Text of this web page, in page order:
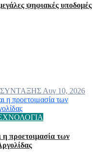
ψηφιακές υποδομές
Αυγ 10, 2026
η προετοιμασία των